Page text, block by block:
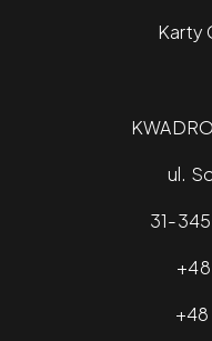
Karty
ul.
31-